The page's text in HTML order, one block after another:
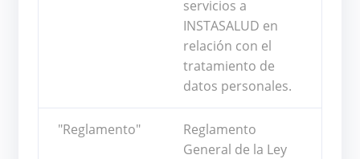
servicios a
INSTASALUD en
relación con el
tratamiento de
datos personales.
"Reglamento"
Reglamento
General de la Ley